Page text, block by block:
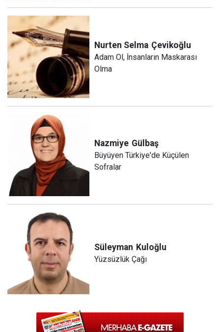
Nurten Selma Çevikoğlu
Adam Ol, İnsanların Maskarası
Olma
Nazmiye Gülbaş
Büyüyen Türkiye'de Küçülen
Sofralar
Süleyman Kuloğlu
Yüzsüzlük Çağı